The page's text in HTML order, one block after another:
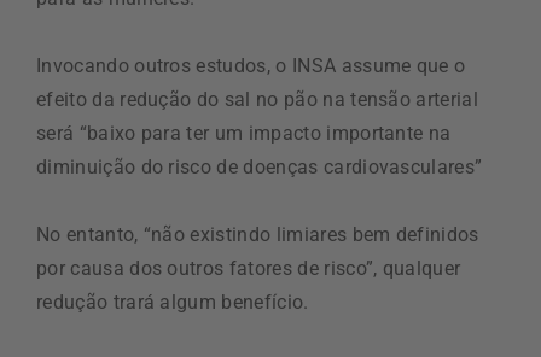
Invocando outros estudos, o INSA assume que o
efeito da redução do sal no pão na tensão arterial
será “baixo para ter um impacto importante na
diminuição do risco de doenças cardiovasculares”
No entanto, “não existindo limiares bem definidos
por causa dos outros fatores de risco”, qualquer
redução trará algum benefício.